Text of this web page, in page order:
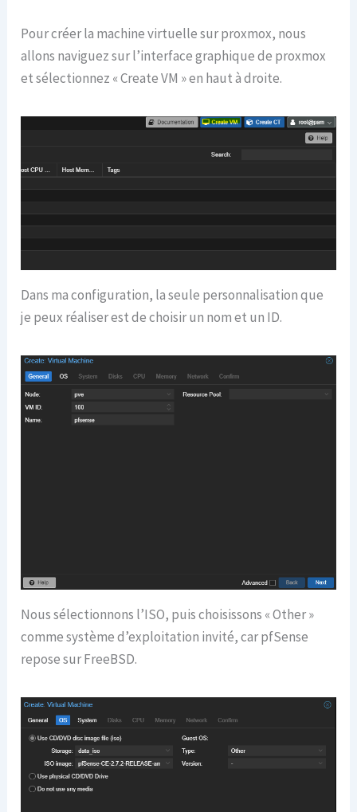
Pour créer la machine virtuelle sur proxmox, nous
allons naviguez sur l’interface graphique de proxmox
et sélectionnez « Create VM » en haut à droite.
Dans ma configuration, la seule personnalisation que
je peux réaliser est de choisir un nom et un ID.
Nous sélectionnons l’ISO, puis choisissons « Other »
comme système d’exploitation invité, car pfSense
repose sur FreeBSD.